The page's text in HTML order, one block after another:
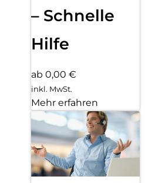
– Schnelle
Hilfe
ab 0,00 €
inkl. MwSt.
Mehr erfahren